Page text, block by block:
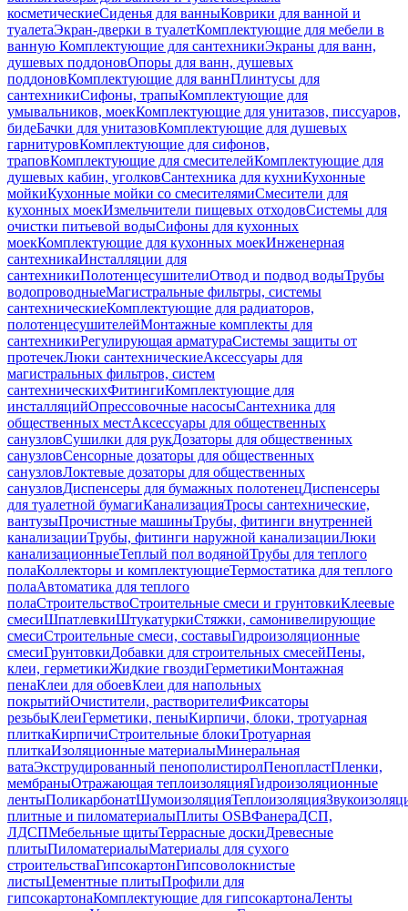
косметическиеСиденья для ванныКоврики для ванной и
туалетаЭкран-дверки в туалетКомплектующие для мебели в
ванную Комплектующие для сантехникиЭкраны для ванн,
душевых поддоновОпоры для ванн, душевых
поддоновКомплектующие для ваннПлинтусы для
сантехникиСифоны, трапыКомплектующие для
умывальников, моекКомплектующие для унитазов, писсуаров,
бидеБачки для унитазовКомплектующие для душевых
гарнитуровКомплектующие для сифонов,
траповКомплектующие для смесителейКомплектующие для
душевых кабин, уголковСантехника для кухниКухонные
мойкиКухонные мойки со смесителямиСмесители для
кухонных моекИзмельчители пищевых отходовСистемы для
очистки питьевой водыСифоны для кухонных
моекКомплектующие для кухонных моекИнженерная
сантехникаИнсталляции для
сантехникиПолотенцесушителиОтвод и подвод водыТрубы
водопроводныеМагистральные фильтры, системы
сантехническиеКомплектующие для радиаторов,
полотенцесушителейМонтажные комплекты для
сантехникиРегулирующая арматураСистемы защиты от
протечекЛюки сантехническиеАксессуары для
магистральных фильтров, систем
сантехническихФитингиКомплектующие для
инсталляцийОпрессовочные насосыСантехника для
общественных местАксессуары для общественных
санузловСушилки для рукДозаторы для общественных
санузловСенсорные дозаторы для общественных
санузловЛоктевые дозаторы для общественных
санузловДиспенсеры для бумажных полотенецДиспенсеры
для туалетной бумагиКанализацияТросы сантехнические,
вантузыПрочистные машиныТрубы, фитинги внутренней
канализацииТрубы, фитинги наружной канализацииЛюки
канализационныеТеплый пол водянойТрубы для теплого
полаКоллекторы и комплектующиеТермостатика для теплого
полаАвтоматика для теплого
полаСтроительствоСтроительные смеси и грунтовкиКлеевые
смесиШпатлевкиШтукатуркиСтяжки, самонивелирующие
смесиСтроительные смеси, составыГидроизоляционные
смесиГрунтовкиДобавки для строительных смесейПены,
клеи, герметикиЖидкие гвоздиГерметикиМонтажная
пенаКлеи для обоевКлеи для напольных
покрытийОчистители, растворителиФиксаторы
резьбыКлеиГерметики, пеныКирпичи, блоки, тротуарная
плиткаКирпичиСтроительные блокиТротуарная
плиткаИзоляционные материалыМинеральная
ватаЭкструдированный пенополистиролПенопластПленки,
мембраныОтражающая теплоизоляцияГидроизоляционные
лентыПоликарбонатШумоизоляцияТеплоизоляция
плитные и пиломатериалыПлиты OSBФанераДСП,
ЛДСПМебельные щитыТеррасные доскиДревесные
плитыПиломатериалыМатериалы для сухого
строительстваГипсокартонГипсоволокнистые
листыЦементные плитыПрофили для
гипсокартонаКомплектующие для гипсокартонаЛенты